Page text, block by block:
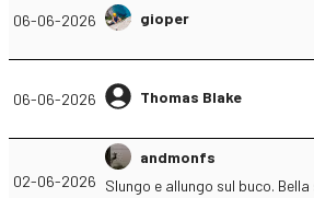
06-06-2026 gioper
06-06-2026 Thomas Blake
02-06-2026
andmonfs
Slungo e allungo sul buco. Bella